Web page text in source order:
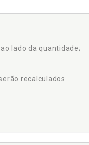
lado da quantidade;
recalculados.